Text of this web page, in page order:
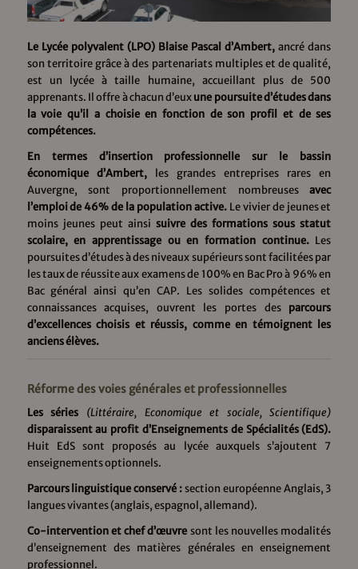
Le Lycée polyvalent (LPO) Blaise Pascal d’Ambert, ancré dans
son territoire grâce à des partenariats multiples et de qualité,
est un lycée à taille humaine, accueillant plus de 500
apprenants. Il offre à chacun d’euxune poursuite d’études dans
la voie qu’il a choisie en fonction de son profil et de ses
compétences.
En termes d’insertion professionnelle sur le bassin
économique d’Ambert,les grandes entreprises rares en
Auvergne, sont proportionnellement nombreusesavec
l’emploi de 46% de la population active.Le vivier de jeunes et
moins jeunes peut ainsi suivre des formations sous statut
scolaire, en apprentissage ou en formation continue.Les
poursuites d’études à des niveaux supérieurs sont facilitées par
les taux de réussite aux examens de 100% en Bac Pro à 96% en
Bac général ainsi qu’en CAP. Les solides compétences et
connaissances acquises, ouvrent les portes desparcours
d’excellences choisis et réussis, comme en témoignent les
anciens élèves.
Réforme des voies générales et professionnelles
Les séries (Littéraire, Economique et sociale, Scientifique)
disparaissent au profit d’Enseignements de Spécialités (EdS).
Huit EdS sont proposés au lycée auxquels s’ajoutent 7
enseignements optionnels.
Parcours linguistique conservé :section européenne Anglais, 3
langues vivantes (anglais, espagnol, allemand).
Co-intervention et chef d’œuvre sont les nouvelles modalités
d’enseignement des matières générales en enseignement
professionnel.